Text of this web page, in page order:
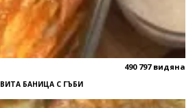
490 797 видяна
ВИТА БАНИЦА С ГЪБИ